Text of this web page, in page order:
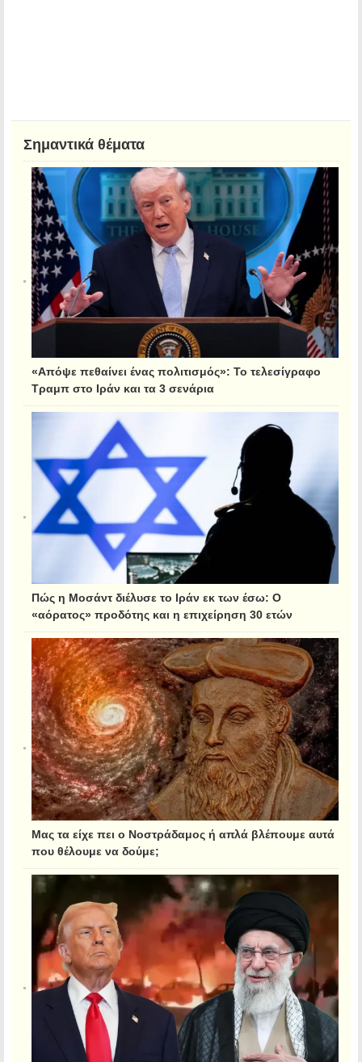
Σημαντικά θέματα
«Απόψε πεθαίνει ένας πολιτισμός»: Το τελεσίγραφο
Τραμπ στο Ιράν και τα 3 σενάρια
Πώς η Μοσάντ διέλυσε το Ιράν εκ των έσω: Ο
«αόρατος» προδότης και η επιχείρηση 30 ετών
Μας τα είχε πει ο Νοστράδαμος ή απλά βλέπουμε αυτά
που θέλουμε να δούμε;